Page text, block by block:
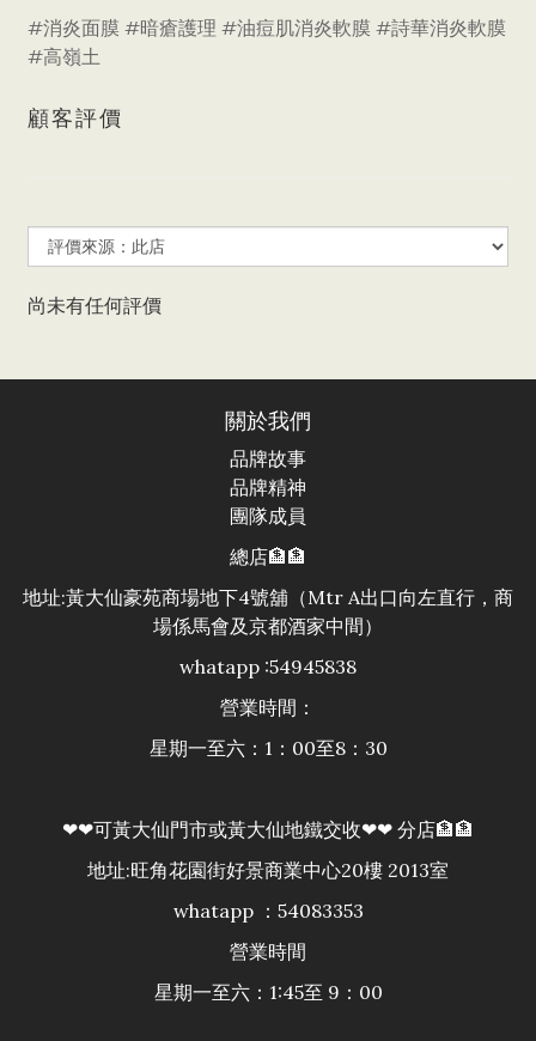
#消炎面膜 #暗瘡護理 #油痘肌消炎軟膜 #詩華消炎軟膜
#高嶺土
顧客評價
尚未有任何評價
關於我們
品牌故事
品牌精神
團隊成員
總店🏦🏦
地址:黃大仙豪苑商場地下4號舖（Mtr A出口向左直行，商
場係馬會及京都酒家中間）
whatapp :54945838
營業時間：
星期一至六：1：00至8：30
❤❤可黃大仙門市或黃大仙地鐵交收❤❤ 分店🏦🏦
地址:旺角花園街好景商業中心20樓 2013室
whatapp ：54083353
營業時間
星期一至六：1:45至 9：00